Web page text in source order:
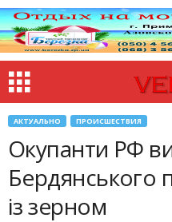
АКТУАЛЬНО ПРОИСШЕСТВИЯ
Окупанти РФ
Бердянського
із зерном